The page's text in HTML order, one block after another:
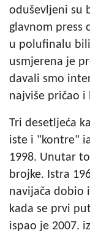
oduševljeni su
glavnom press
u polufinalu bili
usmjerena je
davali smo
najviše pričao i
Tri desetljeća
iste i "kontre"
1998. Unutar
brojke. Istra
navijača dobio
kada se prvi
ispao je 2007.